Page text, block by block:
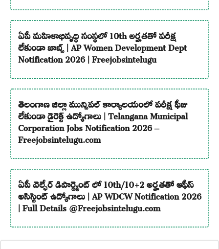
ఏపీ మహిళాభివృద్ధి సంస్థలో 10th అర్హతతో పరీక్ష
లేకుండా జాబ్స్ | AP Women Development Dept
Notification 2026 | Freejobsintelugu
తెలంగాణ జిల్లా మున్సిపల్ కార్యాలయంలో పరీక్ష ఫీజు
లేకుండా డైరెక్ట్ ఉద్యోగాలు | Telangana Municipal
Corporation Jobs Notification 2026 –
Freejobsintelugu.com
ఏపీ వెల్ఫేర్ డిపార్ట్మెంట్ లో 10th/10+2 అర్హతతో ఆఫీస్
అసిస్టెంట్ ఉద్యోగాలు | AP WDCW Notification 2026
| Full Details @Freejobsintelugu.com